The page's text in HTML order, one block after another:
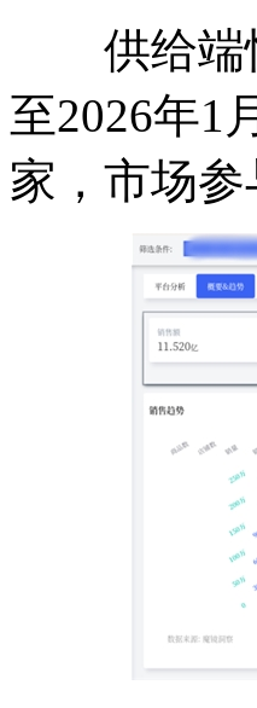
供给端快
至2026年1
家，市场